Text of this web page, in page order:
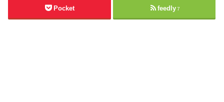
Pocket feedly 7